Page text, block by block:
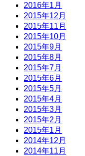
2016年1月
2015年12月
2015年11月
2015年10月
2015年9月
2015年8月
2015年7月
2015年6月
2015年5月
2015年4月
2015年3月
2015年2月
2015年1月
2014年12月
2014年11月